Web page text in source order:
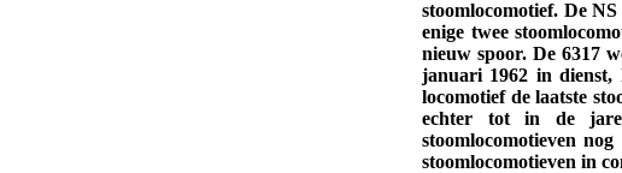
stoomlocomotief. De
enige twee
nieuw spoor. De 6317
januari 1962 in dienst,
locomotief de laatste
echter tot in de
stoomlocomotieven
stoomlocomotieven in